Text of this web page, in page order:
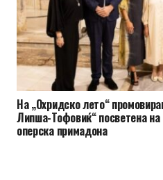
На „Охридско лето“
Липша-Тофовиќ“ посветена
оперска примадона